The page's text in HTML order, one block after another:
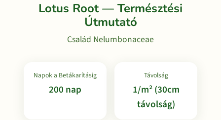
Lotus Root — Természtési
Útmutató
Család Nelumbonaceae
Napok a Betákarításig
200 nap
Távolság
1/m² (30cm
távolság)